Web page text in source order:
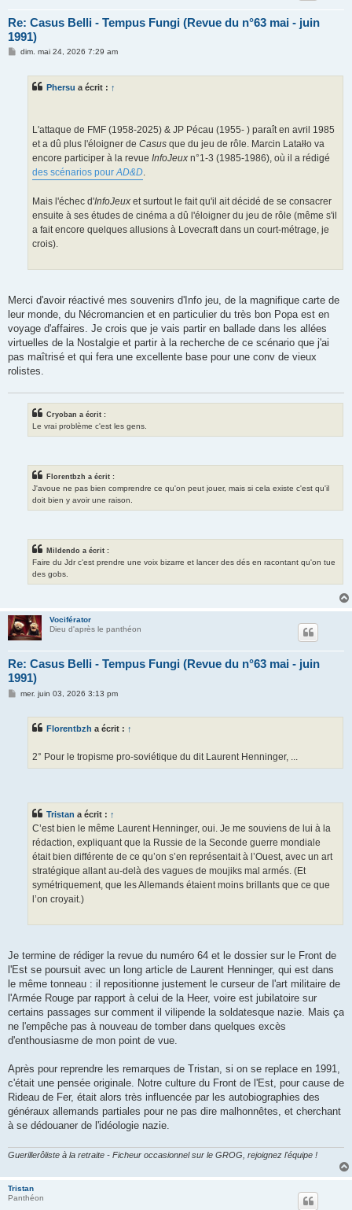
Re: Casus Belli - Tempus Fungi (Revue du n°63 mai - juin
1991)
Mdim. mai 24, 2026 7:29 am
Phersu a écrit : ↑
L'attaque de FMF (1958-2025) & JP Pécau (1955- ) paraît en avril 1985
et a dû plus l'éloigner de Casus que du jeu de rôle. Marcin Latałło va
encore participer à la revue InfoJeux n°1-3 (1985-1986), où il a rédigé
des scénarios pour AD&D
Mais l'échec d'InfoJeux et surtout le fait qu'il ait décidé de se consacrer
ensuite à ses études de cinéma a dû l'éloigner du jeu de rôle (même s'il
a fait encore quelques allusions à Lovecraft dans un court-métrage, je
crois).
Merci d'avoir réactivé mes souvenirs d'Info jeu, de la magnifique carte de
leur monde, du Nécromancien et en particulier du très bon Popa est en
voyage d'affaires. Je crois que je vais partir en ballade dans les allées
virtuelles de la Nostalgie et partir à la recherche de ce scénario que j'ai
pas maîtrisé et qui fera une excellente base pour une conv de vieux
rolistes.
Cryoban a écrit :
Le vrai problème c'est les gens.
Florentbzh a écrit :
J'avoue ne pas bien comprendre ce qu'on peut jouer, mais si cela existe c'est qu'il
doit bien y avoir une raison.
Mildendo a écrit :
Faire du Jdr c'est prendre une voix bizarre et lancer des dés en racontant qu'on tue
des gobs.
Vociférator
Dieu d'après le panthéon
Re: Casus Belli - Tempus Fungi (Revue du n°63 mai - juin
1991)
Mmer. juin 03, 2026 3:13 pm
Florentbzh a écrit : ↑
2° Pour le tropisme pro-soviétique du dit Laurent Henninger, ...
Tristan a écrit : ↑
C’est bien le même Laurent Henninger, oui. Je me souviens de lui à la
rédaction, expliquant que la Russie de la Seconde guerre mondiale
était bien différente de ce qu’on s’en représentait à l’Ouest, avec un art
stratégique allant au-delà des vagues de moujiks mal armés. (Et
symétriquement, que les Allemands étaient moins brillants que ce que
l’on croyait.)
Je termine de rédiger la revue du numéro 64 et le dossier sur le Front de
l'Est se poursuit avec un long article de Laurent Henninger, qui est dans
le même tonneau : il repositionne justement le curseur de l'art militaire de
l'Armée Rouge par rapport à celui de la Heer, voire est jubilatoire sur
certains passages sur comment il vilipende la soldatesque nazie. Mais ça
ne l'empêche pas à nouveau de tomber dans quelques excès
d'enthousiasme de mon point de vue.
Après pour reprendre les remarques de Tristan, si on se replace en 1991,
c'était une pensée originale. Notre culture du Front de l'Est, pour cause de
Rideau de Fer, était alors très influencée par les autobiographies des
généraux allemands partiales pour ne pas dire malhonnêtes, et cherchant
à se dédouaner de l'idéologie nazie.
Guerillerôliste à la retraite - Ficheur occasionnel sur le GROG, rejoignez l'équipe !
Tristan
Panthéon